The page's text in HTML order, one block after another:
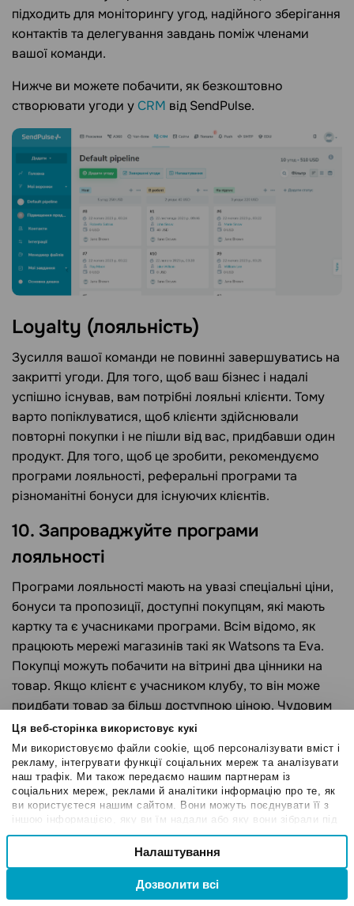
Ця веб-сторінка використовує кукі
Ми використовуємо файли cookie, щоб персоналізувати вміст і
рекламу, інтегрувати функції соціальних мереж та аналізувати
наш трафік. Ми також передаємо нашим партнерам із
соціальних мереж, реклами й аналітики інформацію про те, як
ви користуєтеся нашим сайтом. Вони можуть поєднувати її з
іншою інформацією, яку ви їм надали або яку вони зібрали під
час вашого користування їхніми службами.
Вибір
Привілейовані
Налаштування
Дозволити всі
підходить для моніторингу угод, надійного зберігання
контактів та делегування завдань поміж членами
вашої команди.
Нижче ви можете побачити, як безкоштовно
створювати угоди уCRM від SendPulse.
Loyalty (лояльність)
Зусилля вашої команди не повинні завершуватись на
закритті угоди. Для того, щоб ваш бізнес і надалі
успішно існував, вам потрібні лояльні клієнти. Тому
варто попіклуватися, щоб клієнти здійснювали
повторні покупки і не пішли від ваc, придбавши один
продукт. Для того, щоб це зробити, рекомендуємо
програми лояльності, реферальні програми та
різноманітні бонуси для існуючих клієнтів.
10. Запроваджуйте програми
лояльності
Програми лояльності мають на увазі спеціальні ціни,
бонуси та пропозиції, доступні покупцям, які мають
картку та є учасниками програми. Всім відомо, як
працюють мережі магазинів такі як Watsons та Eva.
Покупці можуть побачити на вітрині два цінники на
товар. Якщо клієнт є учасником клубу, то він може
придбати товар за більш доступною ціною. Чудовим
прикладом є програма лояльності «Watsons Club».